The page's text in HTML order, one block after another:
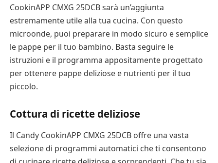
CookinAPP CMXG 25DCB sarà un’aggiunta
estremamente utile alla tua cucina. Con questo
microonde, puoi preparare in modo sicuro e semplice
le pappe per il tuo bambino. Basta seguire le
istruzioni e il programma appositamente progettato
per ottenere pappe deliziose e nutrienti per il tuo
piccolo.
Cottura di ricette deliziose
Il Candy CookinAPP CMXG 25DCB offre una vasta
selezione di programmi automatici che ti consentono